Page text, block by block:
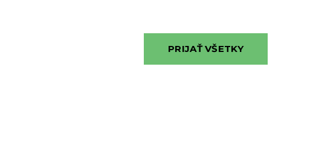
ulici č. 13,
PRIJAŤ VŠETKY